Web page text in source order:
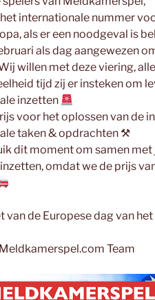
het internationale nummer
als er een noodgeval is
als dag aangewezen
willen met deze viering,
tijd zij er insteken om
inzetten
voor het oplossen van de
taken & opdrachten ⚒
dit moment om samen
omdat we de prijs
van de Europese dag van
Team